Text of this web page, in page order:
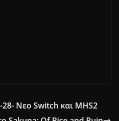
Νεο Switch και MHS2